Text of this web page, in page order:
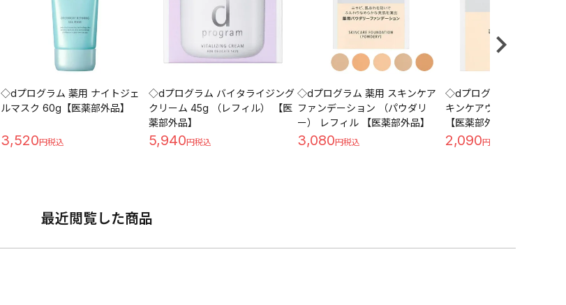
◇dプログラム 薬用 ナイトジェ
ルマスク 60g【医薬部外品】
3,520
◇dプログラム バイタライジング
クリーム 45g （レフィル） 【医
薬部外品】
5,940
◇dプログラム 薬用 スキンケア
ファンデーション （パウダリ
ー） レフィル 【医薬部外品】
3,080
◇dプログラム 薬用 エアリ
キンケアヴェール （レフ
【医薬部外品】
2,090
最近閲覧した商品